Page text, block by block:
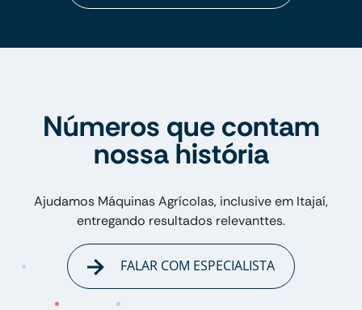
Números que contam
nossa história
Ajudamos Máquinas Agrícolas, inclusive em Itajaí,
entregando resultados relevanttes.
FALAR COM ESPECIALISTA